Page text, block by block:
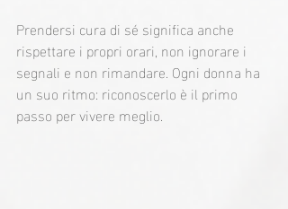
Prendersi cura di sé significa anche
rispettare i propri orari, non ignorare i
segnali e non rimandare. Ogni donna ha
un suo ritmo: riconoscerlo è il primo
passo per vivere meglio.